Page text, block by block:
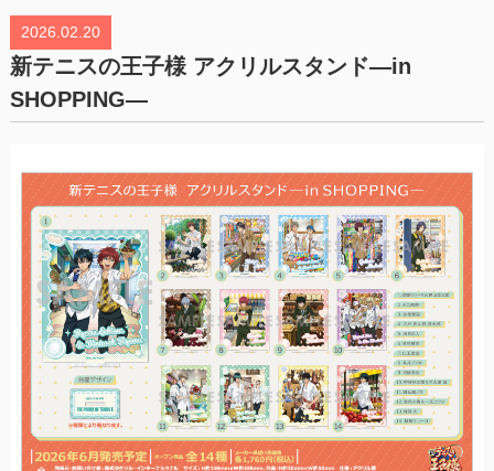
2026.02.20
新テニスの王子様 アクリルスタンド―in
SHOPPING―